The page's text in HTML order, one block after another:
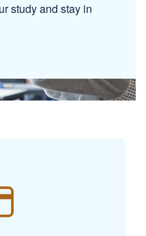
study and stay in